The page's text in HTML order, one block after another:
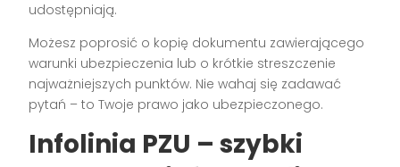
udostępniają.
Możesz poprosić o kopię dokumentu zawierającego
warunki ubezpieczenia lub o krótkie streszczenie
najważniejszych punktów. Nie wahaj się zadawać
pytań – to Twoje prawo jako ubezpieczonego.
Infolinia PZU – szybki